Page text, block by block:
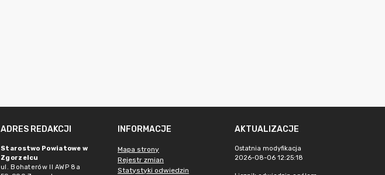
ADRES REDAKCJI
Starostwo Powiatowe w
Zgorzelcu
ul. Bohaterów II AWP 8a
INFORMACJE
Mapa strony
Rejestr zmian
Statystyki odwiedzin
AKTUALIZACJE
Ostatnia modyfikacja
2026-08-06 12:25:18